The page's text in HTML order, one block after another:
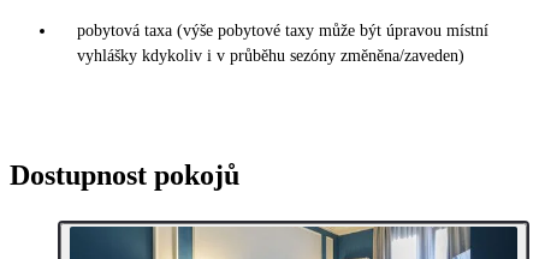
pobytová taxa (výše pobytové taxy může být úpravou místní
vyhlášky kdykoliv i v průběhu sezóny změněna/zaveden)
Dostupnost pokojů